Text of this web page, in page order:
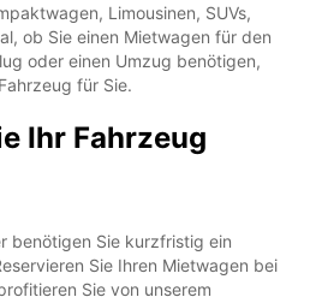
Limousinen, SUVs,
ob Sie einen Mietwagen für den
oder einen Umzug benötigen,
für Sie.
Ihr Fahrzeug
benötigen Sie kurzfristig ein
Sie Ihren Mietwagen bei
Sie von unserem